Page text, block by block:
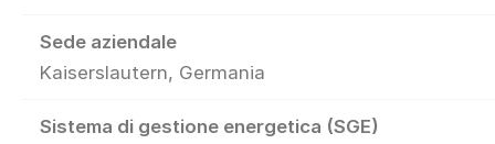
Sede aziendale
Kaiserslautern, Germania
Sistema di gestione energetica (SGE)